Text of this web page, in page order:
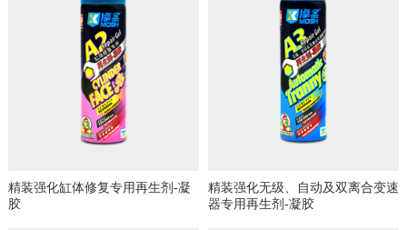
精装强化缸体修复专用再生剂-凝
胶
精装强化无级、自动及双离合变速
器专用再生剂-凝胶